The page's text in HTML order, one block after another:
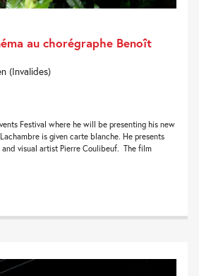
au chorégraphe Benoît
(Invalides)
Festival where he will be presenting his new
is given carte blanche. He presents
visual artist Pierre Coulibeuf. The film